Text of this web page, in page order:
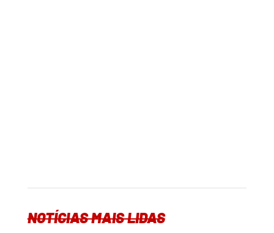
NOTÍCIAS MAIS LIDAS